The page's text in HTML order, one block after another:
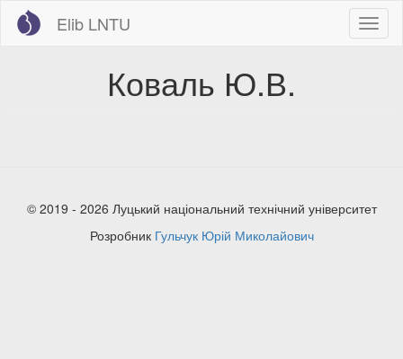
Перейти
Elib LNTU
Коваль Ю.В.
© 2019 - 2026 Луцький національний технічний університет
Розробник Гульчук Юрій Миколайович